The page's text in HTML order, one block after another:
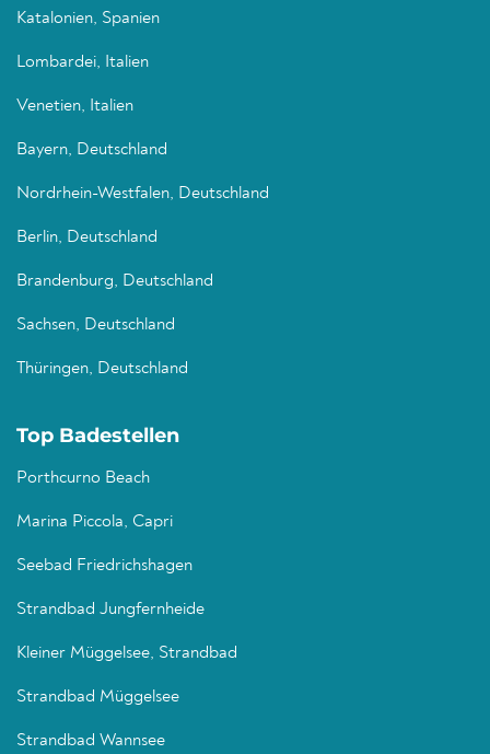
Katalonien, Spanien
Lombardei, Italien
Venetien, Italien
Bayern, Deutschland
Nordrhein-Westfalen, Deutschland
Berlin, Deutschland
Brandenburg, Deutschland
Sachsen, Deutschland
Thüringen, Deutschland
Top Badestellen
Porthcurno Beach
Marina Piccola, Capri
Seebad Friedrichshagen
Strandbad Jungfernheide
Kleiner Müggelsee, Strandbad
Strandbad Müggelsee
Strandbad Wannsee